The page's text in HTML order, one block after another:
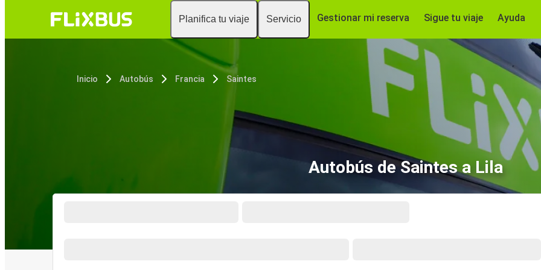
Planifica tu viaje Servicio Gestionar mi reserva Sigue tu viaje Ayuda
Inicio Autobús Francia Saintes
Autobús de Saintes a Lila